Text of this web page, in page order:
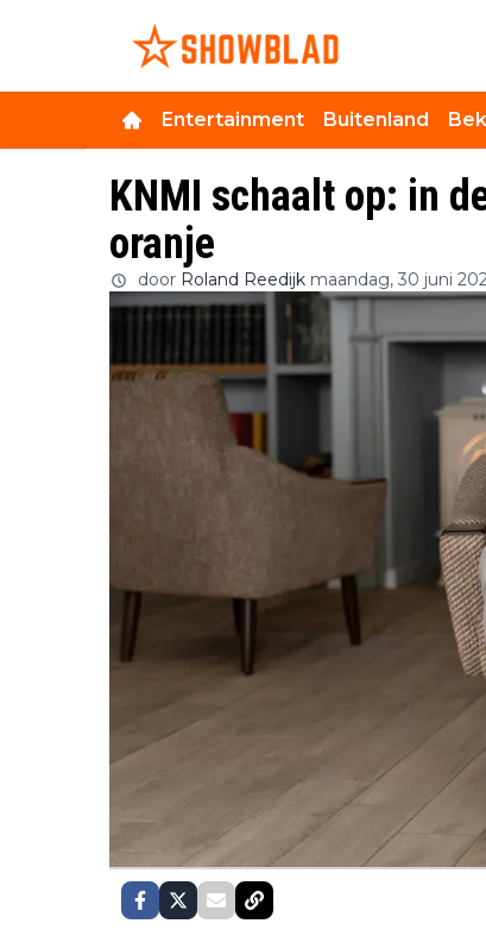
Entertainment Buitenland
KNMI schaalt op: in
oranje
door Roland Reedijk maandag, 30 juni